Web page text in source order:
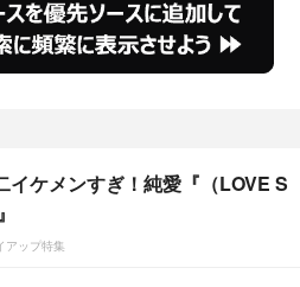
イケメンすぎ！純愛『（LOVE S
アップ特集